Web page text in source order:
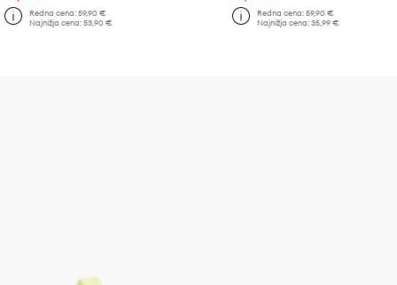
Redna cena:59,90 €
Najnižja cena:53,90 €
Redna cena:59,90 €
Najnižja cena:35,99 €